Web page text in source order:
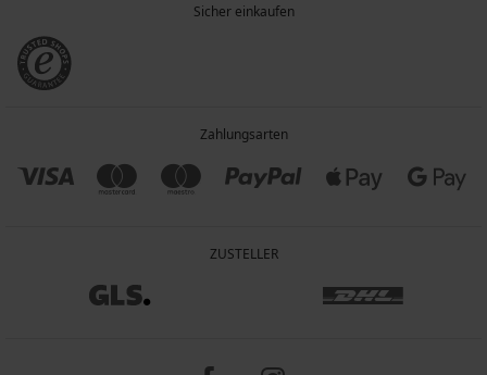
Sicher einkaufen
Zahlungsarten
ZUSTELLER